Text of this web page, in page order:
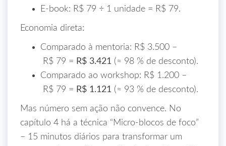
E‑book: R$ 79 ÷ 1 unidade = R$ 79.
Economia direta:
Comparado à mentoria: R$ 3.500 –
R$ 79 = R$ 3.421 (≈ 98 % de desconto).
Comparado ao workshop: R$ 1.200 –
R$ 79 = R$ 1.121 (≈ 93 % de desconto).
Mas número sem ação não convence. No
capítulo 4 há a técnica “Micro‑blocos de foco”
– 15 minutos diários para transformar um